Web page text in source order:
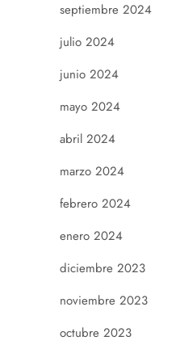
septiembre 2024
julio 2024
junio 2024
mayo 2024
abril 2024
marzo 2024
febrero 2024
enero 2024
diciembre 2023
noviembre 2023
octubre 2023